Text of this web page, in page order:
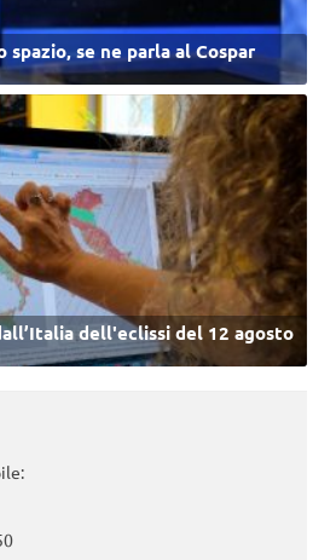
se ne parla al Cospar
dell'eclissi del 12 agosto